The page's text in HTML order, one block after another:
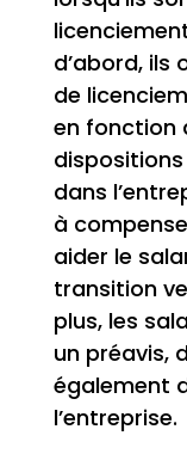
d’abord, ils
de
en fonction
dans
à
aider le
transition
plus, les
un préavis,
également
l’entreprise.